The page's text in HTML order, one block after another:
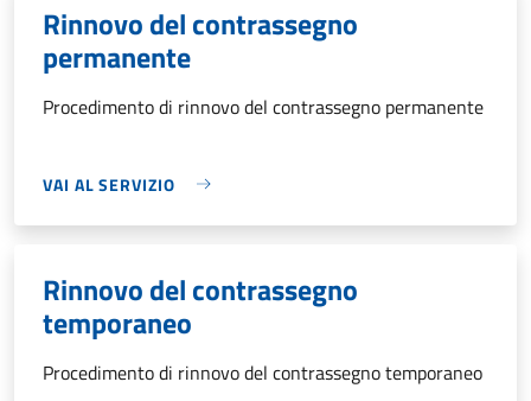
Rinnovo del contrassegno
permanente
Procedimento di rinnovo del contrassegno permanente
VAI AL SERVIZIO
Rinnovo del contrassegno
temporaneo
Procedimento di rinnovo del contrassegno temporaneo